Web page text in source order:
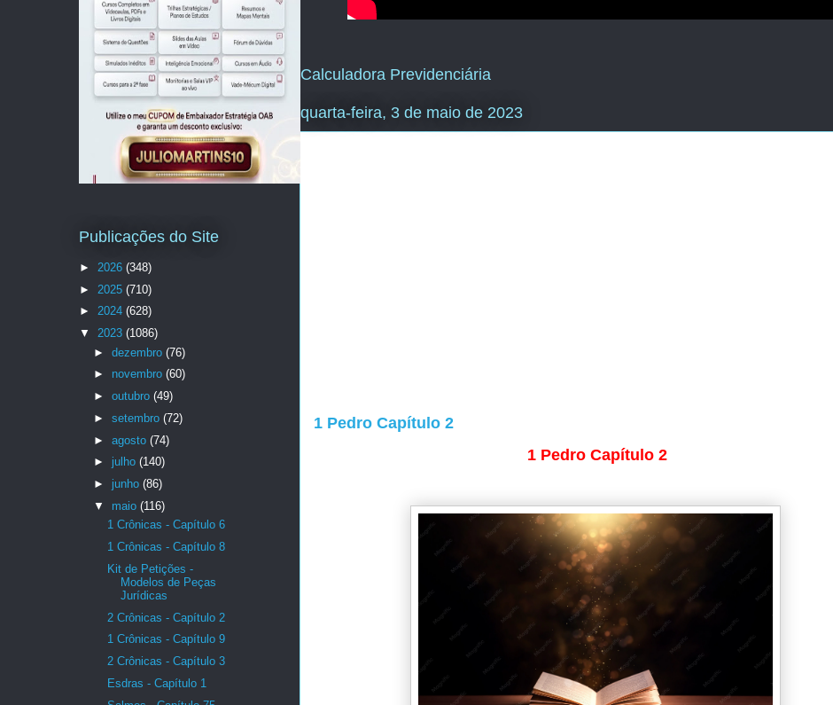
Calculadora Previdenciária
quarta-feira, 3 de maio de 2023
1 Pedro Capítulo 2
1 Pedro Capítulo 2
Publicações do Site
► 2026 (348)
► 2025 (710)
► 2024 (628)
▼ 2023 (1086)
► dezembro (76)
► novembro (60)
► outubro (49)
► setembro (72)
► agosto (74)
► julho (140)
► junho (86)
▼ maio (116)
1 Crônicas - Capítulo 6
1 Crônicas - Capítulo 8
Kit de Petições -
Modelos de Peças
Jurídicas
2 Crônicas - Capítulo 2
1 Crônicas - Capítulo 9
2 Crônicas - Capítulo 3
Esdras - Capítulo 1